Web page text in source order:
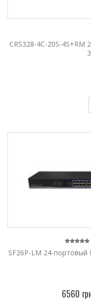
CRS328-4C-20S-
SF26P-LM 24-портовый
6560